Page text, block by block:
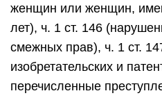
женщин или женщин,
лет), ч. 1 ст. 146
смежных прав), ч. 1 ст.
изобретательских и
перечисленные